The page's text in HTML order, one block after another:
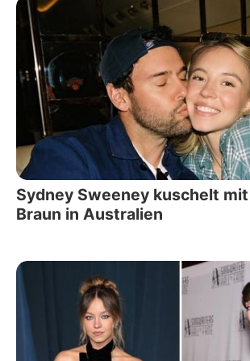
Sydney Sweeney kuschelt
Braun in Australien